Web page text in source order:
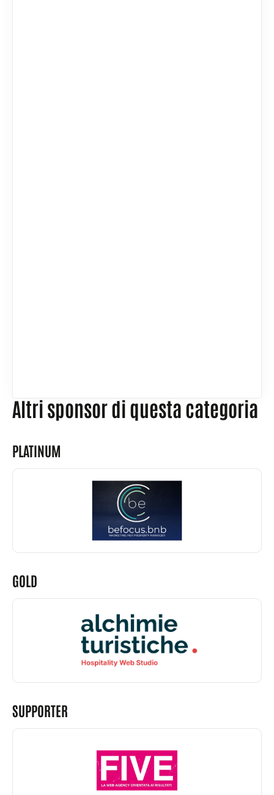
Altri sponsor di questa categoria
PLATINUM
GOLD
SUPPORTER